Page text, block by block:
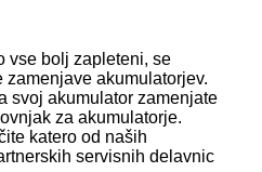
vse bolj zapleteni, se
akumulatorjev.
svoj akumulator zamenjate
za akumulatorje.
katero od naših
servisnih delavnic